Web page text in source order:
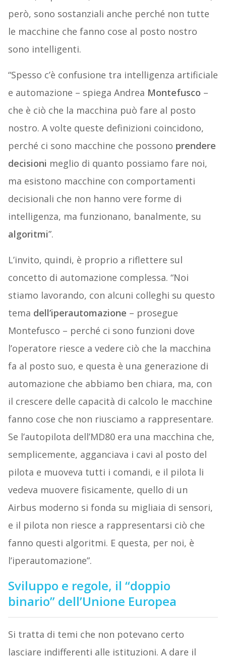
però, sono sostanziali anche perché non tutte
le macchine che fanno cose al posto nostro
sono intelligenti.
“Spesso c’è confusione tra intelligenza artificiale
e automazione – spiega Andrea Montefusco –
che è ciò che la macchina può fare al posto
nostro. A volte queste definizioni coincidono,
perché ci sono macchine che possono prendere
decisioni meglio di quanto possiamo fare noi,
ma esistono macchine con comportamenti
decisionali che non hanno vere forme di
intelligenza, ma funzionano, banalmente, su
algoritmi”.
L’invito, quindi, è proprio a riflettere sul
concetto di automazione complessa. “Noi
stiamo lavorando, con alcuni colleghi su questo
tema dell’iperautomazione – prosegue
Montefusco – perché ci sono funzioni dove
l’operatore riesce a vedere ciò che la macchina
fa al posto suo, e questa è una generazione di
automazione che abbiamo ben chiara, ma, con
il crescere delle capacità di calcolo le macchine
fanno cose che non riusciamo a rappresentare.
Se l’autopilota dell’MD80 era una macchina che,
semplicemente, agganciava i cavi al posto del
pilota e muoveva tutti i comandi, e il pilota li
vedeva muovere fisicamente, quello di un
Airbus moderno si fonda su migliaia di sensori,
e il pilota non riesce a rappresentarsi ciò che
fanno questi algoritmi. E questa, per noi, è
l’iperautomazione”.
Sviluppo e regole, il “doppio
binario” dell’Unione Europea
Si tratta di temi che non potevano certo
lasciare indifferenti alle istituzioni. A dare il